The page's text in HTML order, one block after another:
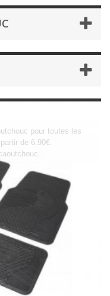
pour toutes les
de 6.90€.